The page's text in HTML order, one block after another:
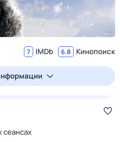
7 IMDb 6.8 Кинопоиск
сеансах